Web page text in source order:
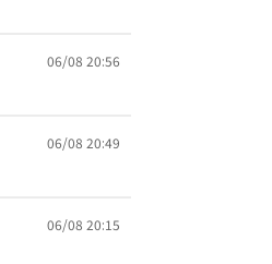
06/08 20:56
06/08 20:49
06/08 20:15